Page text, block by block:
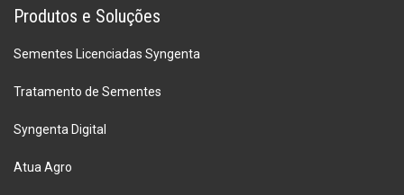
Produtos e Soluções
Sementes Licenciadas Syngenta
Tratamento de Sementes
Syngenta Digital
Atua Agro